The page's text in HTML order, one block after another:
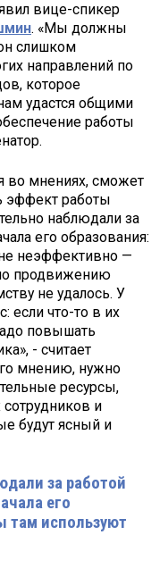
вице-спикер
. «Мы должны
слишком
направлений по
которое
удастся общими
работы
во мнениях, сможет
эффект работы
наблюдали за
его образования:
неэффективно —
продвижению
не удалось. У
если что-то в их
повышать
- считает
мнению, нужно
ресурсы,
и
будут ясный и
за работой
его
там используют